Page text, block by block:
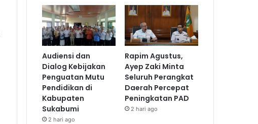
Audiensi dan
Dialog Kebijakan
Penguatan Mutu
Pendidikan di
Kabupaten
Sukabumi
2 hari ago
Rapim Agustus,
Ayep Zaki Minta
Seluruh Perangkat
Daerah Percepat
Peningkatan PAD
2 hari ago